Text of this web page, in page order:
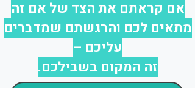
אם קראתם את הצד של אם זה
מתאים לכם והרגשתם שמדברים
עליכם –
זה המקום בשבילכם.